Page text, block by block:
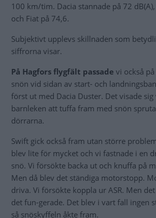
100 km/tim. Dacia stannade på 72
och Fiat på 74,6.
Subjektivt upplevs skillnaden som
siffrorna visar.
På Hagfors flygfält passade vi också
snön vid sidan av start- och
först ut med Dacia Duster. Det visade sig
barnleken att tuffa fram med snön
dörrarna.
Swift gick också fram utan större
blev lite för mycket och vi fastnade i en
snö. Vi försökte backa ut och knuffa på
Men då blev det ständiga motorstopp.
driva. Vi försökte koppla ur ASR. Men
det fun-gerade. Det blev i vart fall ingen
så snöskyffeln åkte fram.